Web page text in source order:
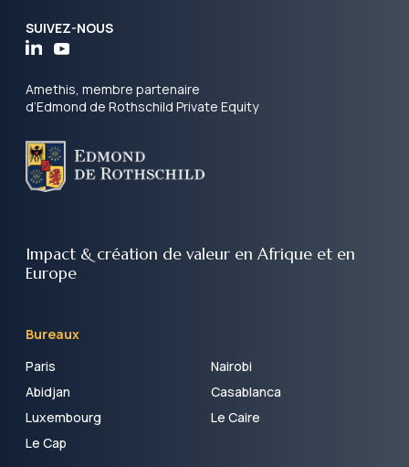
SUIVEZ-NOUS
Amethis, membre partenaire
d’Edmond de Rothschild Private Equity
Impact & création de valeur en Afrique et en
Europe
Bureaux
Paris
Nairobi
Abidjan
Casablanca
Luxembourg
Le Caire
Le Cap